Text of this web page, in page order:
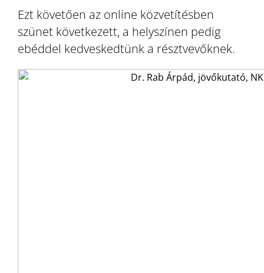
Ezt követően az online közvetítésben
szünet következett, a helyszínen pedig
ebéddel kedveskedtünk a résztvevőknek.